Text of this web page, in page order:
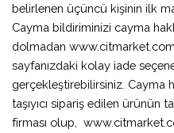
belirlenen üçüncü kişinin ilk
Cayma bildiriminizi cayma
dolmadan
sayfanızdaki kolay iade
gerçekleştirebilirsiniz. Cayma
taşıyıcı sipariş edilen ürünün
firması olup,